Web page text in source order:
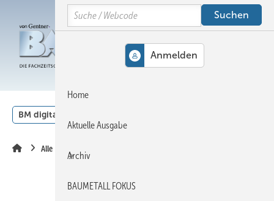
Hauptinhalt
Hauptmenü
SiteSearch
BM digital
Alle Artikel zum Thema Titanzink
Search
Home
Aktuelle Ausgabe
Archiv
BAUMETALL FOKUS